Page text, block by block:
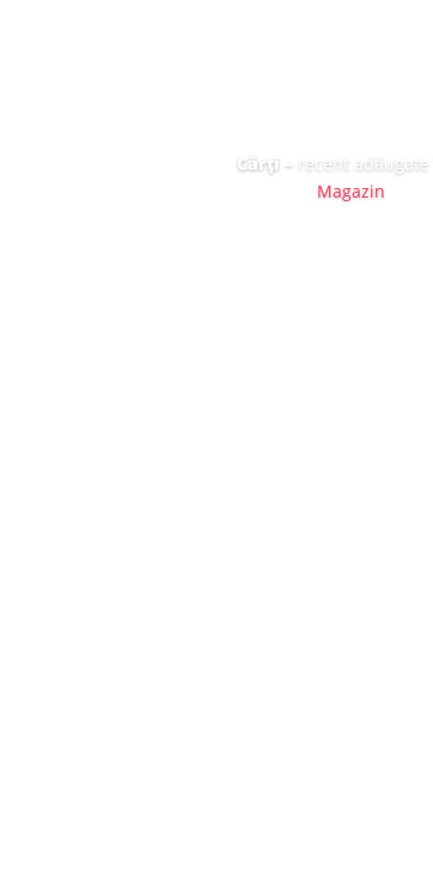
Cărți – recent adăugate
Magazin